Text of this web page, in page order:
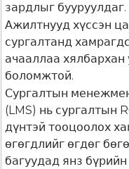
зардлыг бууруулдаг.
Ажилтнууд хүссэн
сургалтанд
ачааллаа хялбархан
боломжтой.
Сургалтын
(LMS) нь сургалтын
дүнтэй тооцоолох
өгөгдлийг өгдөг
багуудад янз